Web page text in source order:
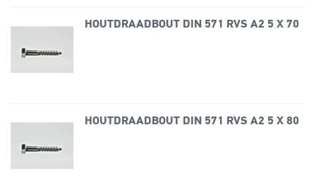
HOUTDRAADBOUT DIN 571 RVS A2 5 X 70
HOUTDRAADBOUT DIN 571 RVS A2 5 X 80